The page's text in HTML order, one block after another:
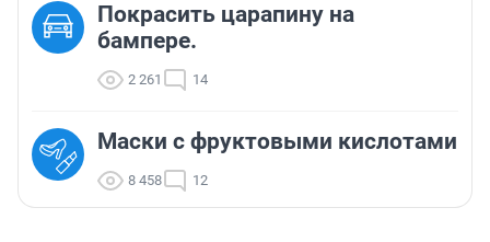
Покрасить царапину на
бампере.
2 261 14
Маски с фруктовыми кислотами
8 458 12